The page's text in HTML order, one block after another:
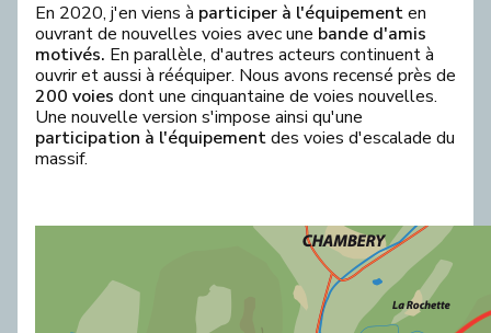
En 2020, j'en viens à participer à l'équipementen
ouvrant de nouvelles voies avec une bande d'amis
motivés. En parallèle, d'autres acteurs continuent à
ouvrir et aussi à rééquiper. Nous avons recensé près de
200 voies dont une cinquantaine de voies nouvelles.
Une nouvelle version s'impose ainsi qu'une
participation à l'équipementdes voies d'escalade du
massif.